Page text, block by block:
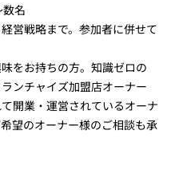
名
営戦略まで。参加者に併せて
をお持ちの方。知識ゼロの
ンチャイズ加盟店オーナー
開業・運営されているオーナ
望のオーナー様のご相談も承